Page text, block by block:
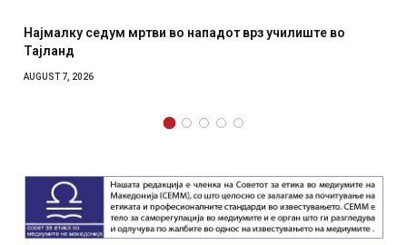
во
СОЗИС: Украинците повеќе им веруваат на